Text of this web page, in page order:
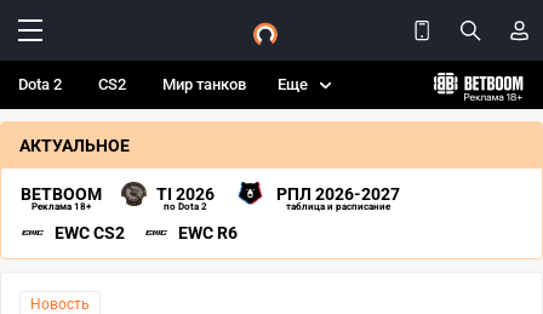
Dota 2 CS2 Мир танков Еще
АКТУАЛЬНОЕ
BETBOOM
Реклама 18+
TI 2026
по Dota 2
РПЛ 2026-2027
таблица и расписание
EWC CS2 EWC R6
Новость